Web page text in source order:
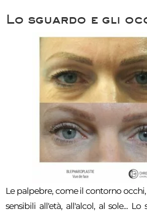
Lo sguardo e gli
Le palpebre, come il contorno
sensibili all'età, all'alcol, al sole...